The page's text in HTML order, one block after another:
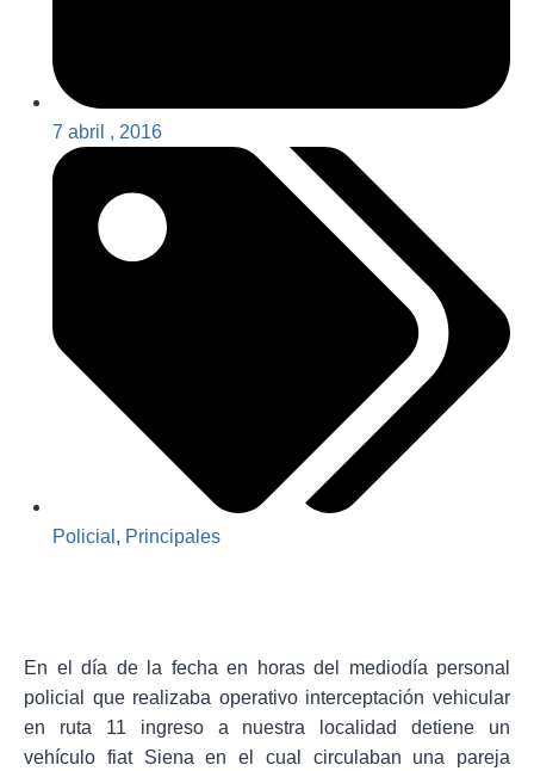
7 abril , 2016
Policial , Principales
En el día de la fecha en horas del mediodía personal
policial que realizaba operativo interceptación vehicular
en ruta 11 ingreso a nuestra localidad detiene un
vehículo fiat Siena en el cual circulaban una pareja